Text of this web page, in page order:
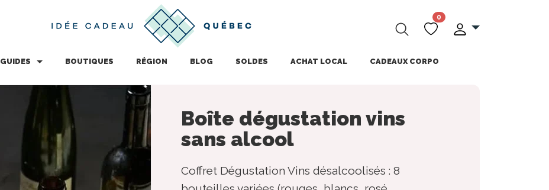
0
GUIDES BOUTIQUES RÉGION BLOG SOLDES ACHAT LOCAL CADEAUX CORPO
Boîte dégustation vins
sans alcool
Coffret Dégustation Vins désalcoolisés : 8